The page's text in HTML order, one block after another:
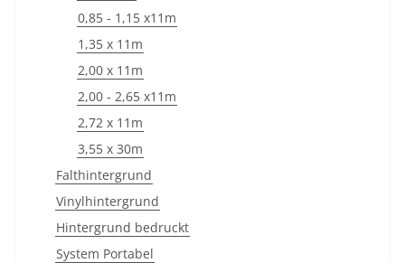
0,85 - 1,15 x11m
1,35 x 11m
2,00 x 11m
2,00 - 2,65 x11m
2,72 x 11m
3,55 x 30m
Falthintergrund
Vinylhintergrund
Hintergrund bedruckt
System Portabel